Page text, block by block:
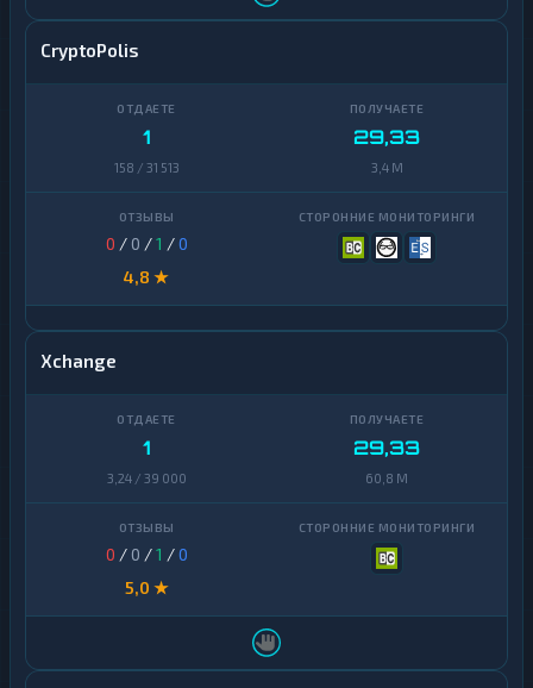
CryptoPolis
1
158 / 31 513
29,33
3,4 M
0 / 0 /1 /0
4,8 ★
Xchange
1
3,24 / 39 000
29,33
60,8 M
0 / 0 /1 /0
5,0 ★